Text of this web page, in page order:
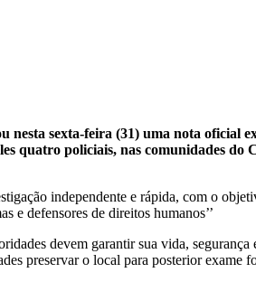
nesta sexta-feira (31) uma nota oficial
quatro policiais, nas comunidades do
independente e rápida, com o
e defensores de direitos humanos’’
devem garantir sua vida,
preservar o local para posterior exame